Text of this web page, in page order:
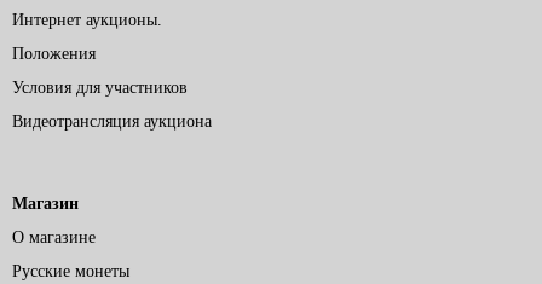
Интернет аукционы.
Положения
Условия для участников
Видеотрансляция аукциона
Магазин
О магазине
Русские монеты